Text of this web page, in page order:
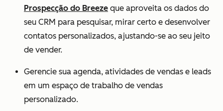
Prospecção do Breeze que aproveita os dados do
seu CRM para pesquisar, mirar certo e desenvolver
contatos personalizados, ajustando-se ao seu jeito
de vender.
Gerencie sua agenda, atividades de vendas e leads
em um espaço de trabalho de vendas
personalizado.